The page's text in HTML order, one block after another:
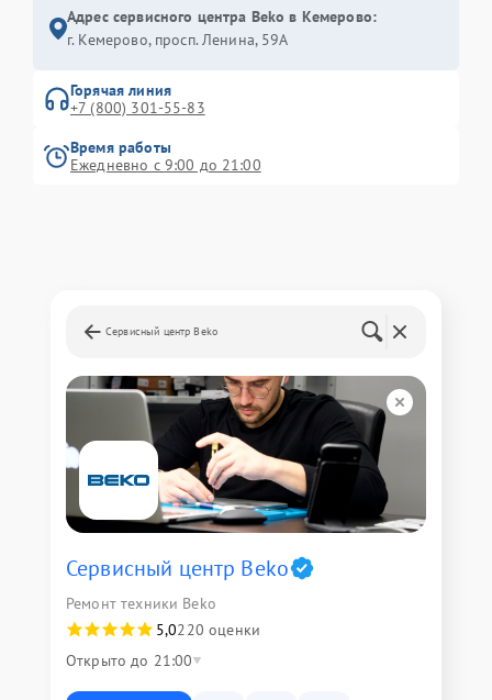
Адрес сервисного центра Beko в Кемерово:
г. Кемерово, просп. Ленина, 59А
Горячая линия
+7 (800) 301-55-83
Время работы
Ежедневно с 9:00 до 21:00
Сервисный центр Beko
Сервисный центр Beko
Ремонт техники Beko
5,0220 оценки
Открыто до 21:00